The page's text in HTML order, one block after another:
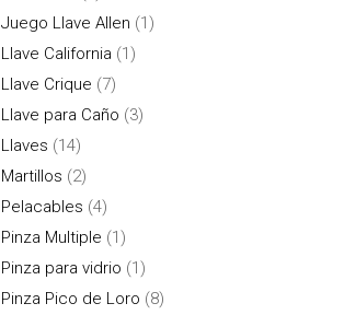
Juego Llave Allen (1)
Llave California (1)
Llave Crique (7)
Llave para Caño (3)
Llaves (14)
Martillos (2)
Pelacables (4)
Pinza Multiple (1)
Pinza para vidrio (1)
Pinza Pico de Loro (8)